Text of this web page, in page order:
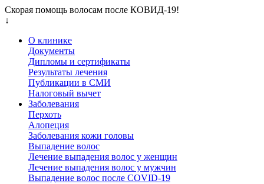
Скорая помощь волосам после КОВИД-19!
↓
О клинике
Документы
Дипломы и сертификаты
Результаты лечения
Публикации в СМИ
Налоговый вычет
Заболевания
Перхоть
Алопеция
Заболевания кожи головы
Выпадение волос
Лечение выпадения волос у женщин
Лечение выпадения волос у мужчин
Выпадение волос после COVID-19